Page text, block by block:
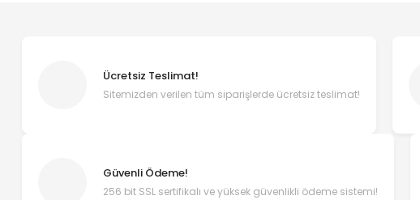
Ücretsiz Teslimat!
Sitemizden verilen tüm siparişlerde ücretsiz teslimat!
Güvenli Ödeme!
256 bit SSL sertifikalı ve yüksek güvenlikli ödeme sistemi!